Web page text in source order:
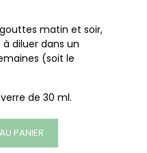
matin et soir,
diluer dans un
(soit le
de 30 ml.
PANIER